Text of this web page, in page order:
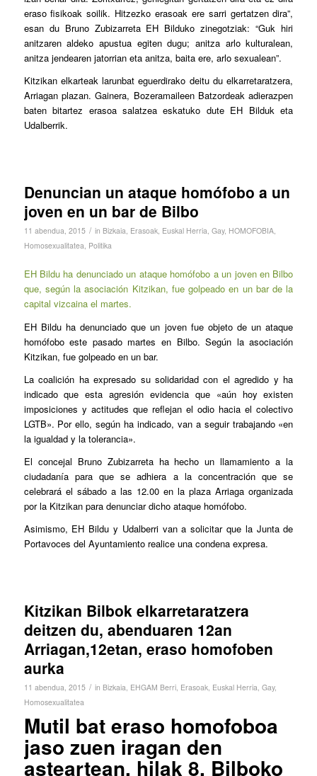
eraso fisikoak soilik. Hitzezko erasoak ere sarri gertatzen dira”,
esan du Bruno Zubizarreta EH Bilduko zinegotziak: “Guk hiri
anitzaren aldeko apustua egiten dugu; anitza arlo kulturalean,
anitza jendearen jatorrian eta anitza, baita ere, arlo sexualean”.
Kitzikan elkarteak larunbat eguerdirako deitu du elkarretaratzera,
Arriagan plazan. Gainera, Bozeramaileen Batzordeak adierazpen
baten bitartez erasoa salatzea eskatuko dute EH Bilduk eta
Udalberrik.
Denuncian un ataque homófobo a un
joven en un bar de Bilbo
11 abendua, 2015 / in Bizkaia, Erasoak, Euskal Herria, Gay, HOMOFOBIA,
Homosexualitatea, Politika
EH Bildu ha denunciado un ataque homófobo a un joven en Bilbo
que, según la asociación Kitzikan, fue golpeado en un bar de la
capital vizcaina el martes.
EH Bildu ha denunciado que un joven fue objeto de un ataque
homófobo este pasado martes en Bilbo. Según la asociación
Kitzikan, fue golpeado en un bar.
La coalición ha expresado su solidaridad con el agredido y ha
indicado que esta agresión evidencia que «aún hoy existen
imposiciones y actitudes que reflejan el odio hacia el colectivo
LGTB». Por ello, según ha indicado, van a seguir trabajando «en
la igualdad y la tolerancia».
El concejal Bruno Zubizarreta ha hecho un llamamiento a la
ciudadanía para que se adhiera a la concentración que se
celebrará el sábado a las 12.00 en la plaza Arriaga organizada
por la Kitzikan para denunciar dicho ataque homófobo.
Asimismo, EH Bildu y Udalberri van a solicitar que la Junta de
Portavoces del Ayuntamiento realice una condena expresa.
Kitzikan Bilbok elkarretaratzera
deitzen du, abenduaren 12an
Arriagan,12etan, eraso homofoben
aurka
11 abendua, 2015 / in Bizkaia EHGAM Berri, Erasoak, Euskal Herria Gay,
Homosexualitatea
Mutil bat eraso homofoboa
jaso zuen iragan den
asteartean, hilak 8, Bilboko